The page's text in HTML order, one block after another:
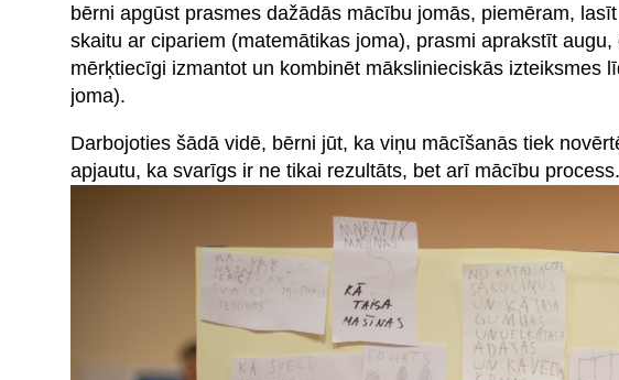
bērni apgūst prasmes dažādās mācību jomās, piemēram,
skaitu ar cipariem (matemātikas joma), prasmi aprakstīt
mērķtiecīgi izmantot un kombinēt mākslinieciskās izteiksmes
joma).
Darbojoties šādā vidē, bērni jūt, ka viņu mācīšanās tiek
apjautu, ka svarīgs ir ne tikai rezultāts, bet arī mācību process.